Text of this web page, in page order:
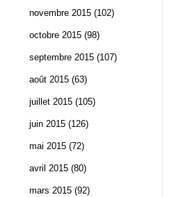
novembre 2015 (102)
octobre 2015 (98)
septembre 2015 (107)
août 2015 (63)
juillet 2015 (105)
juin 2015 (126)
mai 2015 (72)
avril 2015 (80)
mars 2015 (92)